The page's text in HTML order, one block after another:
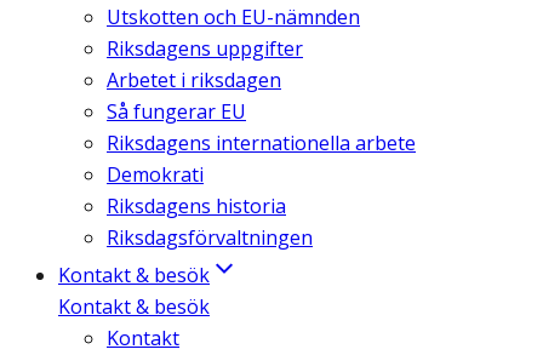
Utskotten och EU-nämnden
Riksdagens uppgifter
Arbetet i riksdagen
Så fungerar EU
Riksdagens internationella arbete
Demokrati
Riksdagens historia
Riksdagsförvaltningen
Kontakt & besök
Kontakt & besök
Kontakt